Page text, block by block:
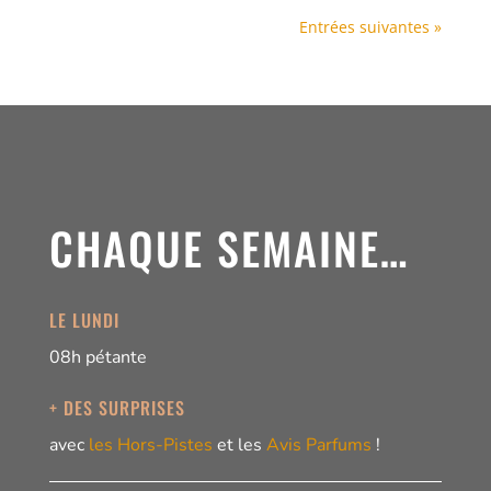
Entrées suivantes »
CHAQUE SEMAINE…
LE LUNDI
08h pétante
+ DES SURPRISES
avec les Hors-Pistes et les Avis Parfums !